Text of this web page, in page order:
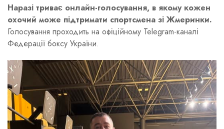
Наразі триває онлайн-голосування, в якому кожен
охочий може підтримати спортсмена зі Жмеринки.
Голосування проходить на офіційному Telegram-каналі
Федерації боксу України.